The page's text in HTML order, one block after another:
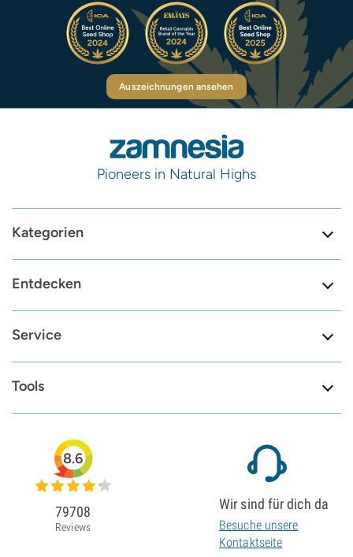
Auszeichnungen ansehen
Pioneers in Natural Highs
Kategorien
Entdecken
Service
Tools
8.6
79708
Reviews
Wir sind für dich da
Besuche unsere
Kontaktseite